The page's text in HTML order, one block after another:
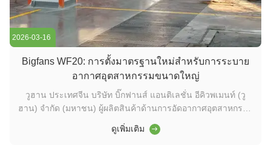
2026-03-16
Bigfans WF20: การตั้งมาตรฐานใหม่สําหรับการระบาย
อากาศอุตสาหกรรมขนาดใหญ่
วูฮาน ประเทศจีน บริษัท บิ๊กฟานส์ แอนติเลชั่น อีคิวพเมนท์ (วู
ฮาน) จํากัด (มหาชน) ผู้ผลิตสินค้าด้านการอัดอากาศอุตสาหกรรม
ที่มีประสิทธิภาพสูง90 หน่วย WF20 แฟนอุตสาหกรรมติดผนังใน
โรงงานผลิตขนาดใหญ่ ส่งผลิตการไหลเวียนอากาศที่ดีที่สุด และ
ดูเพิ่มเติม